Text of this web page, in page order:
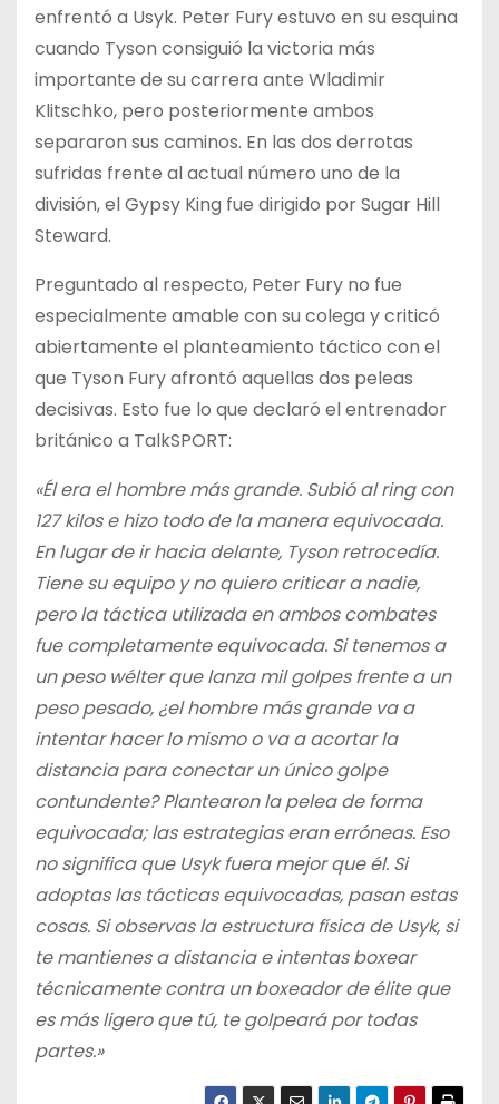
enfrentó a Usyk. Peter Fury estuvo en su esquina
cuando Tyson consiguió la victoria más
importante de su carrera ante Wladimir
Klitschko, pero posteriormente ambos
separaron sus caminos. En las dos derrotas
sufridas frente al actual número uno de la
división, el Gypsy King fue dirigido por Sugar Hill
Steward.
Preguntado al respecto, Peter Fury no fue
especialmente amable con su colega y criticó
abiertamente el planteamiento táctico con el
que Tyson Fury afrontó aquellas dos peleas
decisivas. Esto fue lo que declaró el entrenador
británico a TalkSPORT:
«Él era el hombre más grande. Subió al ring con
127 kilos e hizo todo de la manera equivocada.
En lugar de ir hacia delante, Tyson retrocedía.
Tiene su equipo y no quiero criticar a nadie,
pero la táctica utilizada en ambos combates
fue completamente equivocada. Si tenemos a
un peso wélter que lanza mil golpes frente a un
peso pesado, ¿el hombre más grande va a
intentar hacer lo mismo o va a acortar la
distancia para conectar un único golpe
contundente? Plantearon la pelea de forma
equivocada; las estrategias eran erróneas. Eso
no significa que Usyk fuera mejor que él. Si
adoptas las tácticas equivocadas, pasan estas
cosas. Si observas la estructura física de Usyk, si
te mantienes a distancia e intentas boxear
técnicamente contra un boxeador de élite que
es más ligero que tú, te golpeará por todas
partes.»